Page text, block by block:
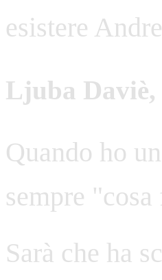
esistere
Ljuba Daviè,
Quando ho
sempre
Sarà che ha